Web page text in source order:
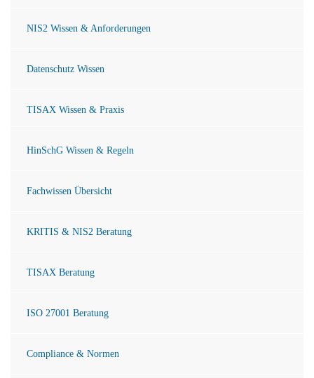
NIS2 Wissen & Anforderungen
Datenschutz Wissen
TISAX Wissen & Praxis
HinSchG Wissen & Regeln
Fachwissen Übersicht
KRITIS & NIS2 Beratung
TISAX Beratung
ISO 27001 Beratung
Compliance & Normen